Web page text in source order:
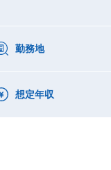
勤務地
想定年収